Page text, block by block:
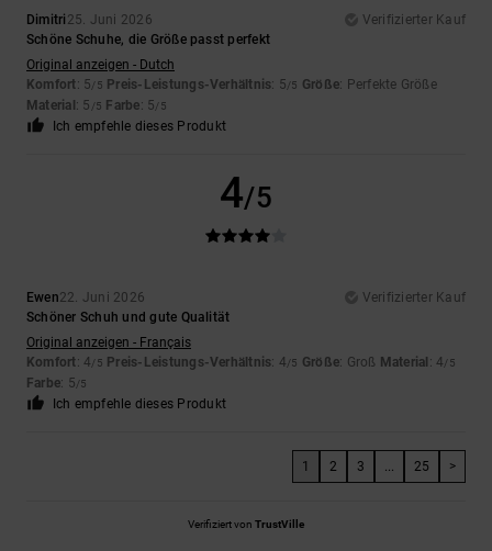
Dimitri 25. Juni 2026
Verifizierter Kauf
Schöne Schuhe, die Größe passt perfekt
Original anzeigen - Dutch
Komfort: 5/5 Preis-Leistungs-Verhältnis: 5/5 Größe: Perfekte Größe
Material : 5 /5 Farbe: 5/5
Ich empfehle dieses Produkt
4/5
Ewen22. Juni 2026
Verifizierter Kauf
Schöner Schuh und gute Qualität
Original anzeigen - Français
Komfort: 4/5 Preis-Leistungs-Verhältnis: 4/5 Größe: Groß Material : 4/5
Farbe: 5/5
Ich empfehle dieses Produkt
1 2 3 ... 25 >
Verifiziert von TrustVille